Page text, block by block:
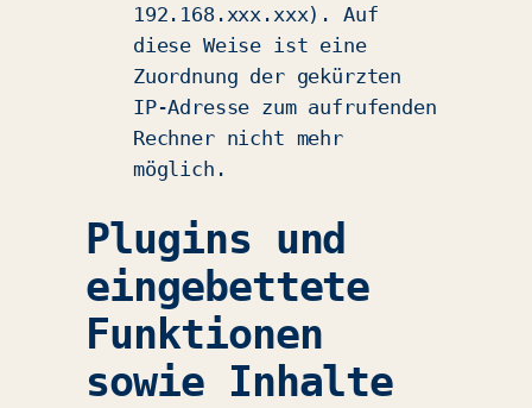
192.168.xxx.xxx). Auf
diese Weise ist eine
Zuordnung der gekürzten
IP-Adresse zum aufrufenden
Rechner nicht mehr
möglich.
Plugins und
eingebettete
Funktionen
sowie Inhalte